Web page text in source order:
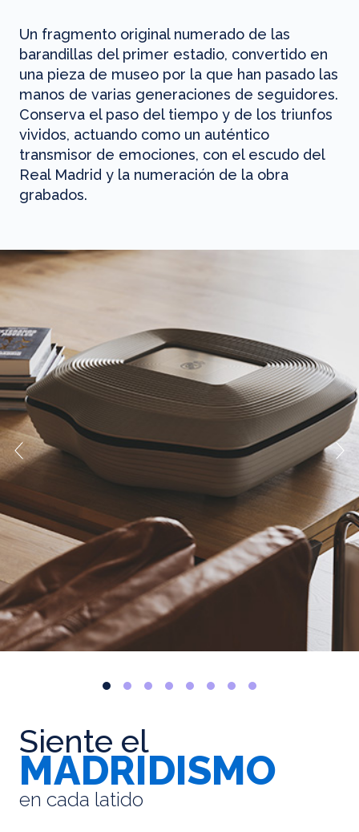
Un fragmento original numerado de las
barandillas del primer estadio, convertido en
una pieza de museo por la que han pasado las
manos de varias generaciones de seguidores.
Conserva el paso del tiempo y de los triunfos
vividos, actuando como un auténtico
transmisor de emociones, con el escudo del
Real Madrid y la numeración de la obra
grabados.
Siente el
MADRIDISMO
en cada latido